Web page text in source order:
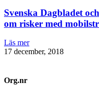
Svenska Dagbladet
om risker med
Läs mer
17 december, 2018
Org.nr